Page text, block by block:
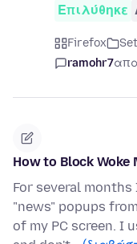
Επιλύθηκε
Firefox
ramohr7
How to Block Woke
For several
"news" popups
of my PC screen. I